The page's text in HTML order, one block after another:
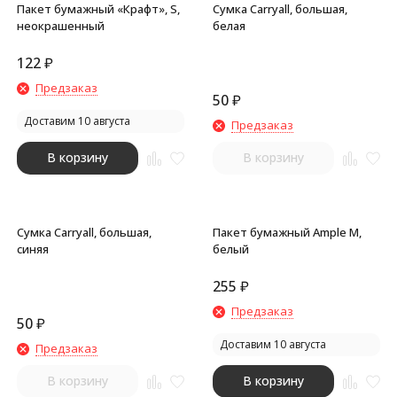
Пакет бумажный «Крафт», S,
неокрашенный
122₽
Предзаказ
Доставим 10 августа
В корзину
Сумка Carryall, большая,
белая
50₽
Предзаказ
В корзину
Сумка Carryall, большая,
синяя
50₽
Предзаказ
В корзину
Пакет бумажный Ample M,
белый
255 ₽
Предзаказ
Доставим 10 августа
В корзину